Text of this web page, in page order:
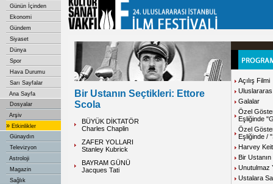
Günün İçinden
Ekonomi
Gündem
Siyaset
Dünya
Spor
Hava Durumu
Sarı Sayfalar
Ana Sayfa
Dosyalar
Arşiv
» Etkinlikler
Günaydın
Televizyon
Astroloji
Magazin
Sağlık
Bir Ustanın Seçtikleri: Ettore
Scola
BÜYÜK DİKTATÖR
Charles Chaplin
ZAFER YOLLARI
Stanley Kubrick
BAYRAM GÜNÜ
Jacques Tati
Açılış Filmi
Galalar
Özel
Eşliğinde
Özel
Eşliğinde /
Harvey
Bir
Unutulmaz
Ustalara